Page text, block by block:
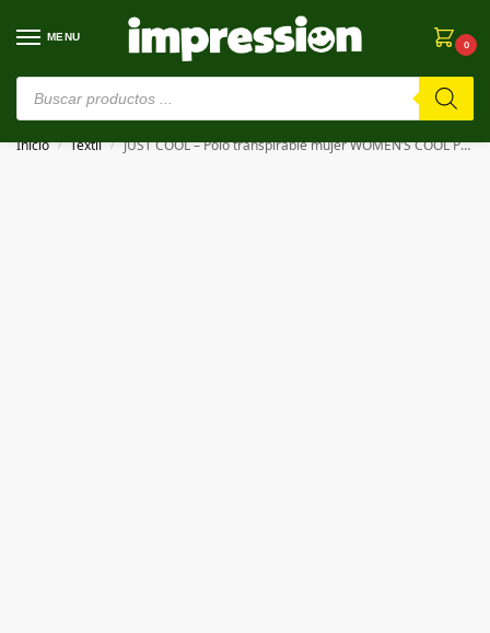
MENU
0
⚠️ Estamos en pruebas. Si algo falla, ¡Perdón!⚠️
Inicio / Textil / JUST COOL – Polo transpirable mujer WOMEN’S COOL POLO